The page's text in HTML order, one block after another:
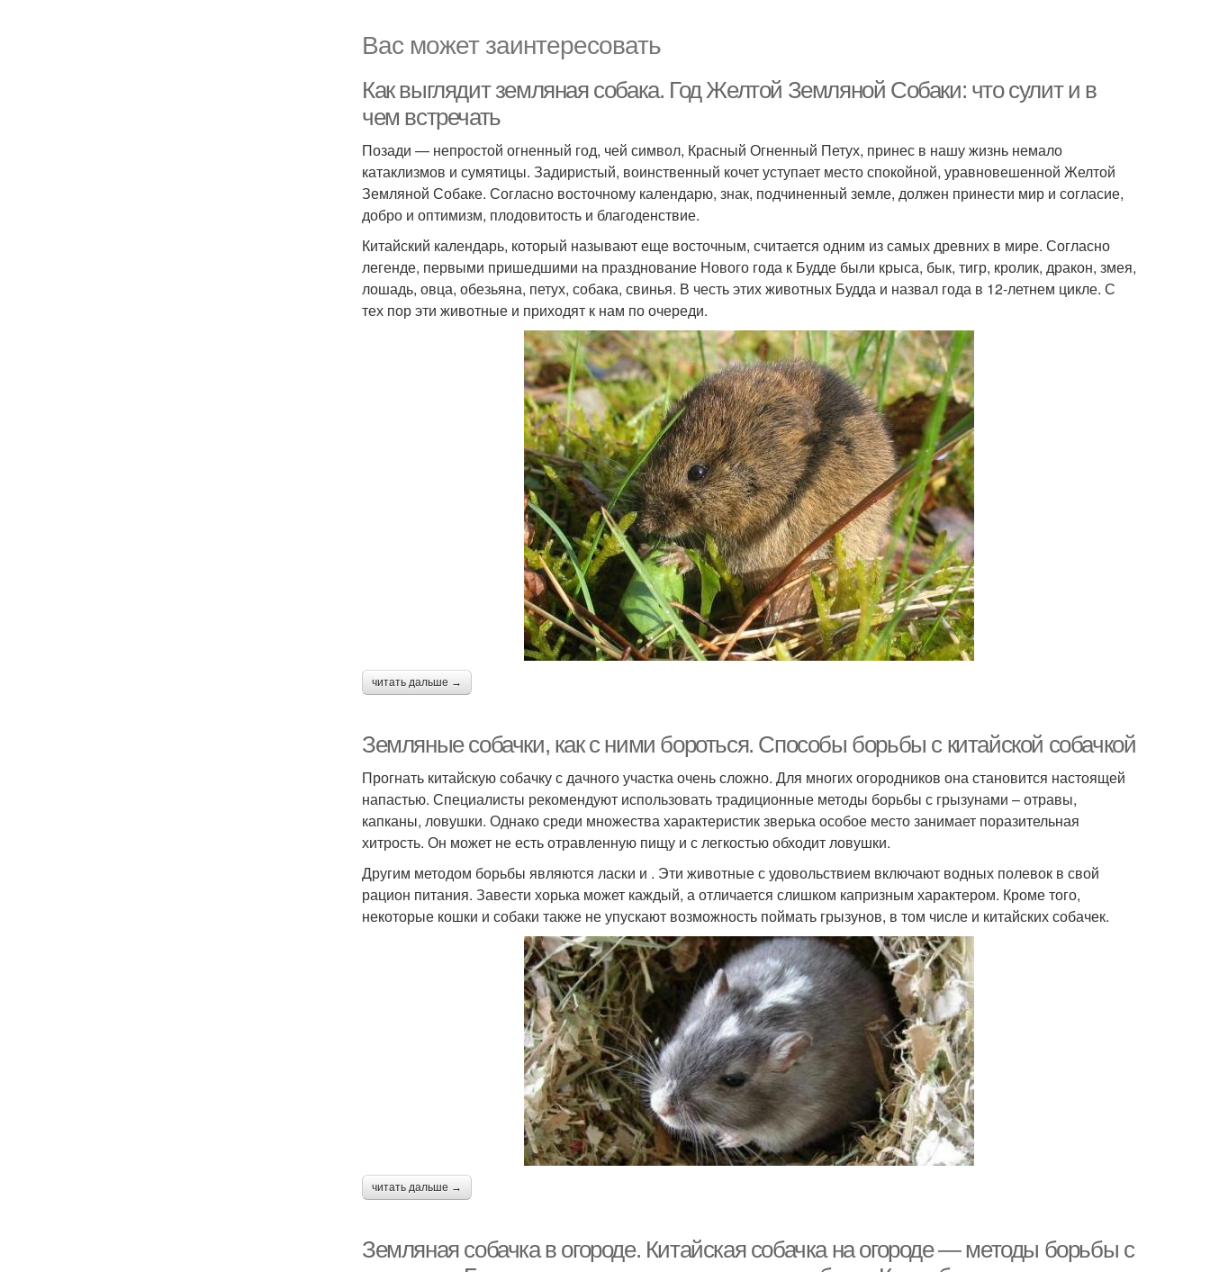
Вас может заинтересовать
Как выглядит земляная собака. Год Желтой Земляной Собаки: что сулит и в
чем встречать
Позади — непростой огненный год, чей символ, Красный Огненный Петух, принес в нашу жизнь немало
катаклизмов и сумятицы. Задиристый, воинственный кочет уступает место спокойной, уравновешенной Желтой
Земляной Собаке. Согласно восточному календарю, знак, подчиненный земле, должен принести мир и согласие,
добро и оптимизм, плодовитость и благоденствие.
Китайский календарь, который называют еще восточным, считается одним из самых древних в мире. Согласно
легенде, первыми пришедшими на празднование Нового года к Будде были крыса, бык, тигр, кролик, дракон, змея,
лошадь, овца, обезьяна, петух, собака, свинья. В честь этих животных Будда и назвал года в 12-летнем цикле. С
тех пор эти животные и приходят к нам по очереди.
читать дальше →
Земляные собачки, как с ними бороться. Способы борьбы с китайской собачкой
Прогнать китайскую собачку с дачного участка очень сложно. Для многих огородников она становится настоящей
напастью. Специалисты рекомендуют использовать традиционные методы борьбы с грызунами – отравы,
капканы, ловушки. Однако среди множества характеристик зверька особое место занимает поразительная
хитрость. Он может не есть отравленную пищу и с легкостью обходит ловушки.
Другим методом борьбы являются ласки и . Эти животные с удовольствием включают водных полевок в свой
рацион питания. Завести хорька может каждый, а отличается слишком капризным характером. Кроме того,
некоторые кошки и собаки также не упускают возможность поймать грызунов, в том числе и китайских собачек.
читать дальше →
Земляная собачка в огороде. Китайская собачка на огороде — методы борьбы с